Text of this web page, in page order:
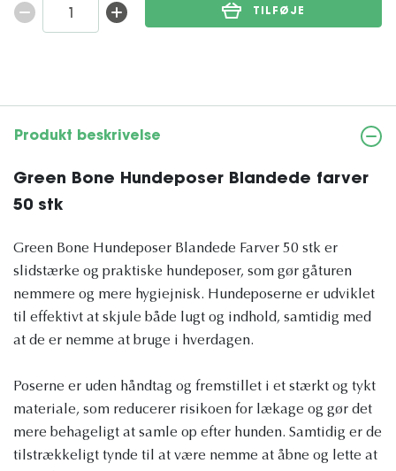
TILFØJE
Produkt beskrivelse
Green Bone Hundeposer Blandede farver
50 stk
Green Bone Hundeposer Blandede Farver 50 stk er
slidstærke og praktiske hundeposer, som gør gåturen
nemmere og mere hygiejnisk. Hundeposerne er udviklet
til effektivt at skjule både lugt og indhold, samtidig med
at de er nemme at bruge i hverdagen.
Poserne er uden håndtag og fremstillet i et stærkt og tykt
materiale, som reducerer risikoen for lækage og gør det
mere behageligt at samle op efter hunden. Samtidig er de
tilstrækkeligt tynde til at være nemme at åbne og lette at